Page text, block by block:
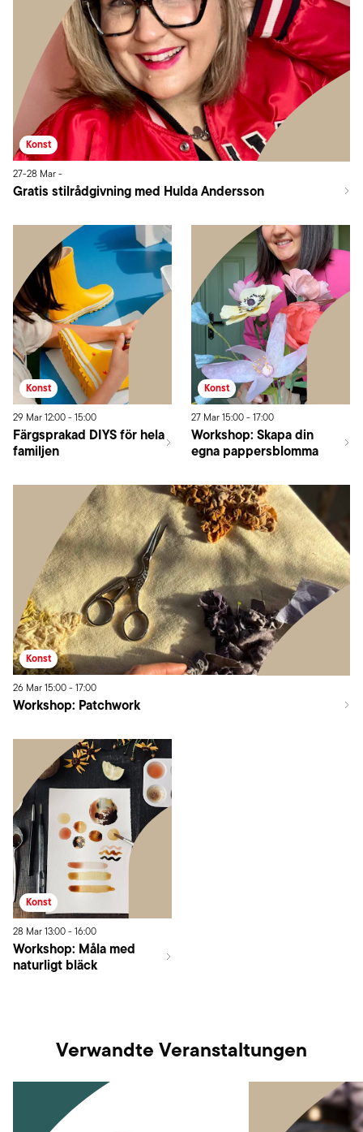
Konst
27-28 Mar-
Gratis stilrådgivning med Hulda Andersson
Konst
29 Mar12:00-15:00
Färgsprakad DIYS för hela
familjen
Konst
27 Mar15:00-17:00
Workshop: Skapa din
egna pappersblomma
Konst
26 Mar15:00-17:00
Workshop: Patchwork
Konst
28 Mar13:00-16:00
Workshop: Måla med
naturligt bläck
Verwandte Veranstaltungen